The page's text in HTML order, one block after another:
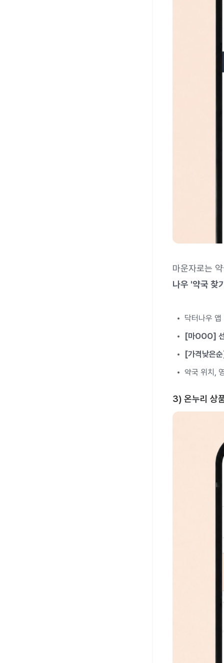
마운자로는
나우 '약국 찾
닥터나우
[마OOO]
[가격낮은
약국 위치,
3) 온누리 상